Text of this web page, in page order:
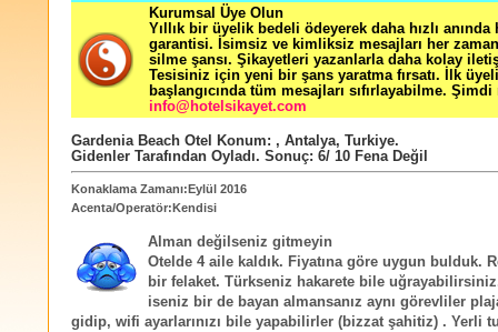
Kurumsal Üye Olun
Yıllık bir üyelik bedeli ödeyerek daha hızlı
garantisi. İsimsiz ve kimliksiz mesajları her zaman
silme şansı. Şikayetleri yazanlarla daha kolay
Tesisiniz için yeni bir şans yaratma fırsatı. İlk
başlangıcında tüm mesajları sıfırlayabilme. Şimdi
info@hotelsikayet.com
Gardenia Beach Otel Konum: , Antalya, Turkiye.
Gidenler Tarafından Oyladı. Sonuç: 6/ 10 Fena Değil
Konaklama Zamanı:Eylül 2016
Acenta/Operatör:Kendisi
Alman değilseniz gitmeyin
Otelde 4 aile kaldık. Fiyatına göre uygun bulduk.
bir felaket. Türkseniz hakarete bile
iseniz bir de bayan almansanız aynı görevliler
gidip, wifi ayarlarınızı bile yapabilirler (bizzat şahitiz) . Yerli